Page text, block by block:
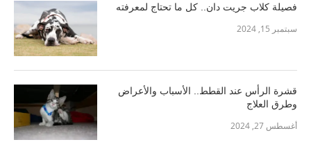
فصيلة كلاب جريت دان.. كل ما تحتاج لمعرفته
سبتمبر 15, 2024
قشرة الرأس عند القطط.. الأسباب والأعراض
وطرق العلاج
أغسطس 27, 2024